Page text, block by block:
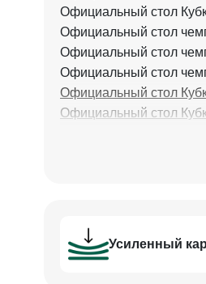
Официальный стол
Официальный стол
Официальный стол
Официальный стол
Официальный стол
Официальный стол
«Ливерпуль-Клаб»
В конструкции стола
«Старт» –
Усиленный